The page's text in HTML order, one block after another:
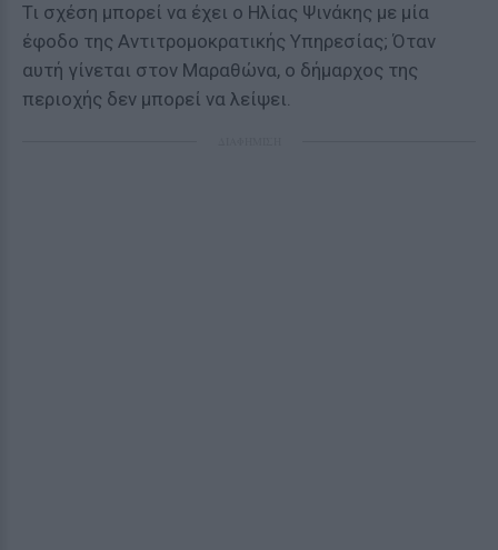
Τι σχέση μπορεί να έχει ο Ηλίας Ψινάκης με μία
έφοδο της Αντιτρομοκρατικής Υπηρεσίας; Όταν
αυτή γίνεται στον Μαραθώνα, ο δήμαρχος της
περιοχής δεν μπορεί να λείψει.